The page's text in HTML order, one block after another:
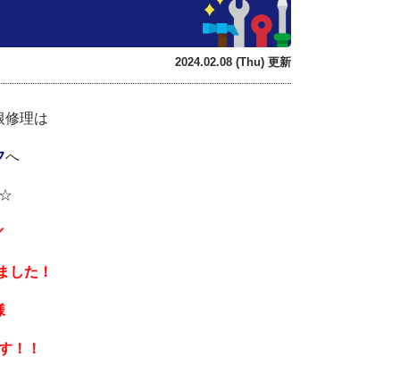
2024.02.08 (Thu) 更新
修理は
へ
した！
！！